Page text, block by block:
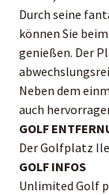
Durch seine
können Sie
genießen. Der
Neben dem
auch
GOLF
Der Golfplatz
GOLF INFOS
Unlimited Golf